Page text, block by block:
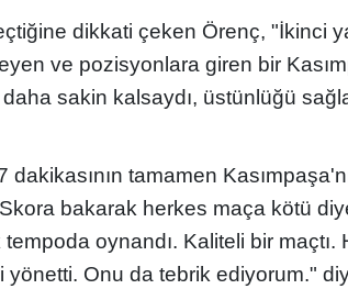
dikkati çeken Örenç, "İkinci
ve pozisyonlara giren bir
sakin kalsaydı, üstünlüğü
dakikasının tamamen
bakarak herkes maça kötü
oynandı. Kaliteli bir maçtı.
Onu da tebrik ediyorum."